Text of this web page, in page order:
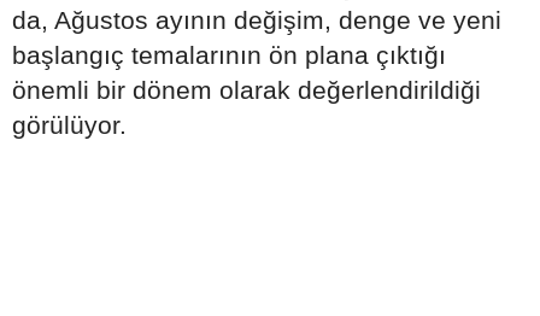
da, Ağustos ayının değişim, denge ve yeni
başlangıç temalarının ön plana çıktığı
önemli bir dönem olarak değerlendirildiği
görülüyor.